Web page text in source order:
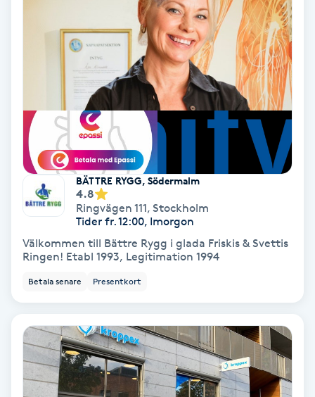
Osteopati
Paraffinbehandling
Pedikyr
Pensionärklippning
Permanent
Permanent hårborttagning
Permanent ögonbrynsmakeup
Personal shopper
Personlig tränare
BÄTTRE RYGG, Södermalm
4.8
Ringvägen 111, Stockholm
Tider fr. 12:00, Imorgon
Välkommen till Bättre Rygg i glada Friskis & Svettis
Ringen! Etabl 1993, Legitimation 1994
Betala senare Presentkort